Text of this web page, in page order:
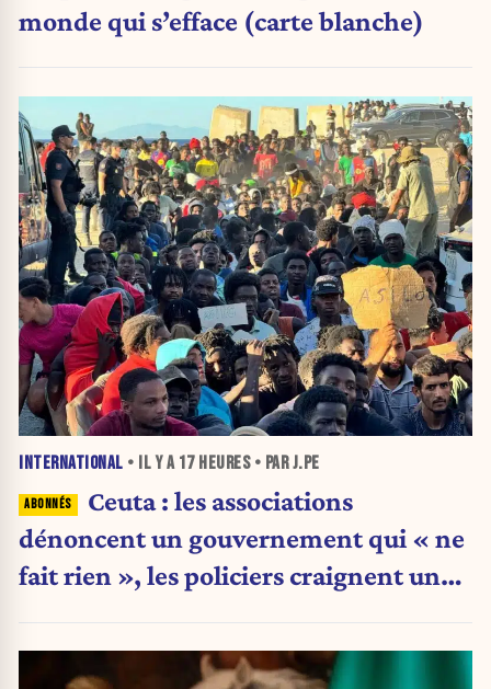
monde qui s’efface (carte blanche)
INTERNATIONAL • IL Y A 17 HEURES• PAR J.PE
Ceuta : les associations
dénoncent un gouvernement qui « ne
fait rien », les policiers craignent une